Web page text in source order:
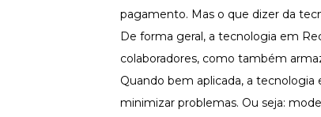
Materiais Gratuitos
Materiais Gratuitos
Todos os Materiais Gratuitos
Confira nossos materiais
pagamento. Mas o que dizer da
De forma geral, a tecnologia em
colaboradores, como também
Quando bem aplicada, a
minimizar problemas. Ou seja: